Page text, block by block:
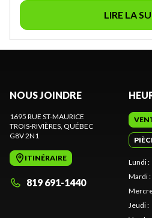
LIRE LA
NOUS JOINDRE
1695 RUE ST-MAURICE
TROIS-RIVIÈRES , QUÉBEC
G8V 2N1
ITINÉRAIRE
819 691-1440
Lundi:
Mardi:
Jeudi: